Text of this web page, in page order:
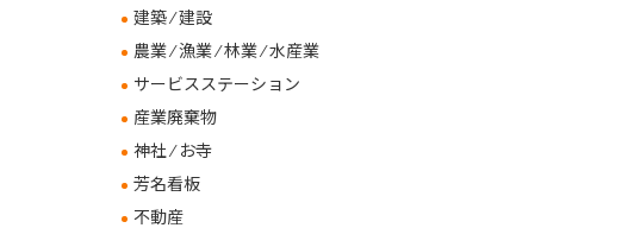
建築 ⁄ 建設
農業 ⁄ 漁業 ⁄ 林業 ⁄ 水産業
サービスステーション
産業廃棄物
神社 ⁄ お寺
芳名看板
不動産